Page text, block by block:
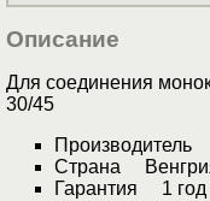
Описание
Для соединения
30/45
Страна
Гарантия 1 год